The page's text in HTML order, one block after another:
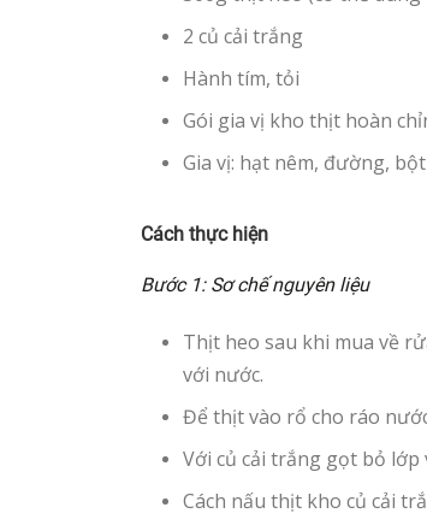
2 củ cải trắng
Hành tím, tỏi
Gói gia vị kho thịt hoàn
Gia vị: hạt nêm, đường,
Cách thực hiện
Bước 1: Sơ chế nguyên liệu
Thịt heo sau khi mua về
với nước.
Để thịt vào rổ cho ráo
Với củ cải trắng gọt bỏ
Cách nấu thịt kho củ cải